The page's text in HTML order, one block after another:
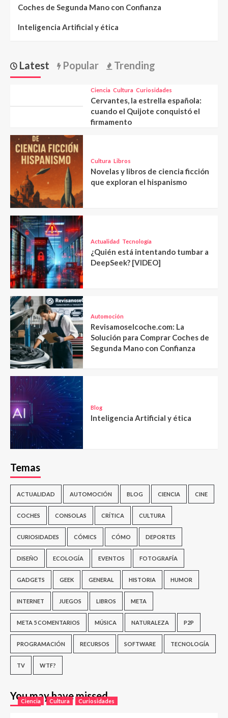
Coches de Segunda Mano con Confianza
Inteligencia Artificial y ética
Latest Popular Trending
Ciencia Cultura Curiosidades
Cervantes, la estrella española:
cuando el Quijote conquistó el
firmamento
Cultura Libros
Novelas y libros de ciencia ficción
que exploran el hispanismo
Actualidad Tecnología
¿Quién está intentando tumbar a
DeepSeek? [VIDEO]
Automoción
Revisamoselcoche.com: La
Solución para Comprar Coches de
Segunda Mano con Confianza
Blog
Inteligencia Artificial y ética
Temas
ACTUALIDAD AUTOMOCIÓN BLOG CIENCIA CINE
COCHES CONSOLAS CRÍTICA CULTURA
CURIOSIDADES CÓMICS CÓMO DEPORTES
DISEÑO ECOLOGÍA EVENTOS FOTOGRAFÍA
GADGETS GEEK GENERAL HISTORIA HUMOR
INTERNET JUEGOS LIBROS META
META 5 COMENTARIOS MÚSICA NATURALEZA P2P
PROGRAMACIÓN RECURSOS SOFTWARE TECNOLOGÍA
TV WTF?
You may have missed
Ciencia Cultura Curiosidades